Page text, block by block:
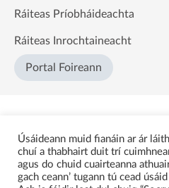
Ráiteas Príobháideachta
Ráiteas Inrochtaineacht
Portal Foireann
Úsáideann muid fianáin ar ár
chuí a thabhairt duit trí
agus do chuid cuairteanna
gach ceann’ tugann tú cead